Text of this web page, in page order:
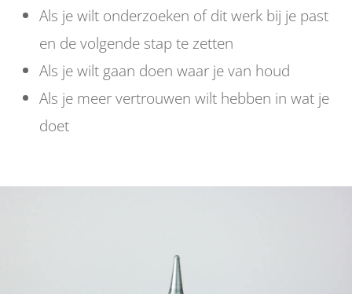
Als je wilt onderzoeken of dit werk bij je past
en de volgende stap te zetten
Als je wilt gaan doen waar je van houd
Als je meer vertrouwen wilt hebben in wat je
doet